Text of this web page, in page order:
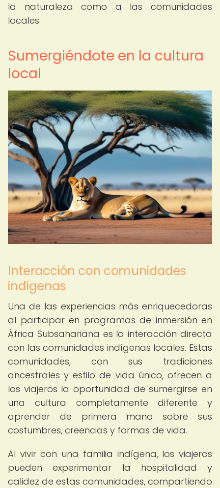
la naturaleza como a las comunidades
locales.
Sumergiéndote en la cultura
local
Interacción con comunidades
indígenas
Una de las experiencias más enriquecedoras
al participar en programas de inmersión en
África Subsahariana es la interacción directa
con las comunidades indígenas locales. Estas
comunidades, con sus tradiciones
ancestrales y estilo de vida único, ofrecen a
los viajeros la oportunidad de sumergirse en
una cultura completamente diferente y
aprender de primera mano sobre sus
costumbres, creencias y formas de vida.
Al vivir con una familia indígena, los viajeros
pueden experimentar la hospitalidad y
calidez de estas comunidades, compartiendo